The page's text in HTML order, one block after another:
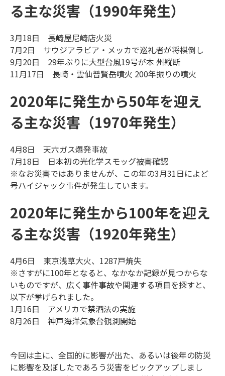
る主な災害（1990年発生）
3月18日 長崎屋尼崎店火災
7月2日 サウジアラビア・メッカで巡礼者が将棋倒し
9月20日 29年ぶりに大型台風19号が本 州縦断
11月17日 長崎・雲仙普賢岳噴火 200年振りの噴火
2020年に発生から50年を迎え
る主な災害（1970年発生）
4月8日 天六ガス爆発事故
7月18日 日本初の光化学スモッグ被害確認
※なお災害ではありませんが、この年の3月31日によど
号ハイジャック事件が発生しています。
2020年に発生から100年を迎え
る主な災害（1920年発生）
4月6日 東京浅草大火、1287戸焼失
※さすがに100年となると、なかなか記録が見つからな
いものですが、広く事件事故や関連する項目を探すと、
以下が挙げられました。
1月16日 アメリカで禁酒法の実施
8月26日 神戸海洋気象台観測開始
今回は主に、全国的に影響が出た、あるいは後年の防災
に影響を及ぼしたであろう災害をピックアップしまし